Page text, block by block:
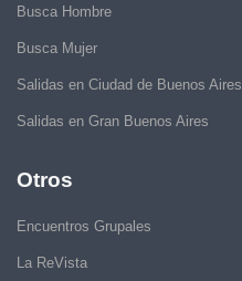
Busca Hombre
Busca Mujer
Salidas en Ciudad de Buenos Aires
Salidas en Gran Buenos Aires
Otros
Encuentros Grupales
La ReVista